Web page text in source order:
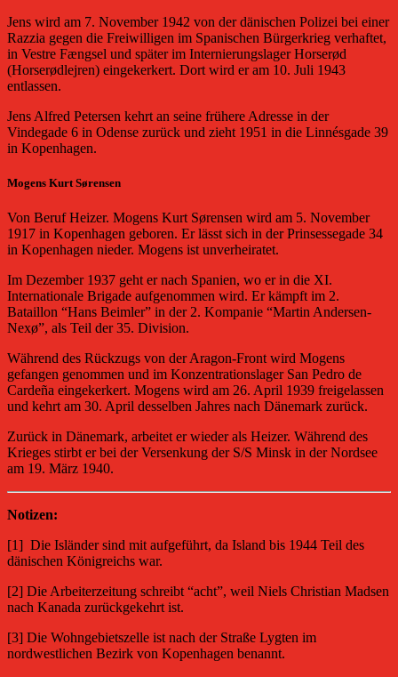
Jens wird am 7. November 1942 von der dänischen Polizei bei einer
Razzia gegen die Freiwilligen im Spanischen Bürgerkrieg verhaftet,
in Vestre Fængsel und später im Internierungslager Horserød
(Horserødlejren) eingekerkert. Dort wird er am 10. Juli 1943
entlassen.
Jens Alfred Petersen kehrt an seine frühere Adresse in der
Vindegade 6 in Odense zurück und zieht 1951 in die Linnésgade 39
in Kopenhagen.
Mogens Kurt Sørensen
Von Beruf Heizer. Mogens Kurt Sørensen wird am 5. November
1917 in Kopenhagen geboren. Er lässt sich in der Prinsessegade 34
in Kopenhagen nieder. Mogens ist unverheiratet.
Im Dezember 1937 geht er nach Spanien, wo er in die XI.
Internationale Brigade aufgenommen wird. Er kämpft im 2.
Bataillon “Hans Beimler” in der 2. Kompanie “Martin Andersen-
Nexø”, als Teil der 35. Division.
Während des Rückzugs von der Aragon-Front wird Mogens
gefangen genommen und im Konzentrationslager San Pedro de
Cardeña eingekerkert. Mogens wird am 26. April 1939 freigelassen
und kehrt am 30. April desselben Jahres nach Dänemark zurück.
Zurück in Dänemark, arbeitet er wieder als Heizer. Während des
Krieges stirbt er bei der Versenkung der S/S Minsk in der Nordsee
am 19. März 1940.
Notizen:
[1] Die Isländer sind mit aufgeführt, da Island bis 1944 Teil des
dänischen Königreichs war.
[2] Die Arbeiterzeitung schreibt “acht”, weil Niels Christian Madsen
nach Kanada zurückgekehrt ist.
[3] Die Wohngebietszelle ist nach der Straße Lygten im
nordwestlichen Bezirk von Kopenhagen benannt.